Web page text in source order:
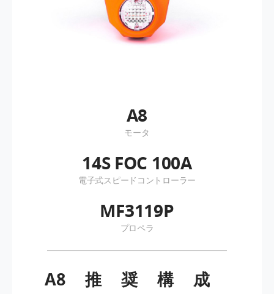
A8
モータ
14S FOC 100A
電子式スピードコントローラー
MF3119P
プロペラ
A8 推奨構成